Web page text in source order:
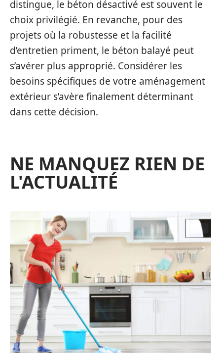
distingue, le béton désactivé est souvent le
choix privilégié. En revanche, pour des
projets où la robustesse et la facilité
d’entretien priment, le béton balayé peut
s’avérer plus approprié. Considérer les
besoins spécifiques de votre aménagement
extérieur s’avère finalement déterminant
dans cette décision.
NE MANQUEZ RIEN DE
L'ACTUALITÉ